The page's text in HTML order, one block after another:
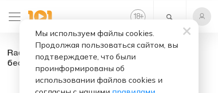
18+
RadioSATANK - радио онлайн. Слушать
бесплатно
Мы используем файлы cookies.
Продолжая пользоваться сайтом, вы
подтверждаете, что были
проинформированы об
использовании файлов cookies и